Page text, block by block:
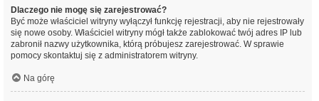
Dlaczego nie mogę się zarejestrować?
Być może właściciel witryny wyłączył funkcję rejestracji, aby nie rejestrowały
się nowe osoby. Właściciel witryny mógł także zablokować twój adres IP lub
zabronił nazwy użytkownika, którą próbujesz zarejestrować. W sprawie
pomocy skontaktuj się z administratorem witryny.
Na górę